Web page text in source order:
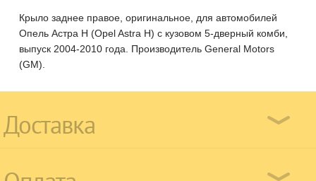
Крыло заднее правое, оригинальное, для автомобилей
Опель Астра Н (Opel Astra H) с кузовом 5-дверный комби,
выпуск 2004-2010 года. Производитель General Motors
(GM).
Доставка